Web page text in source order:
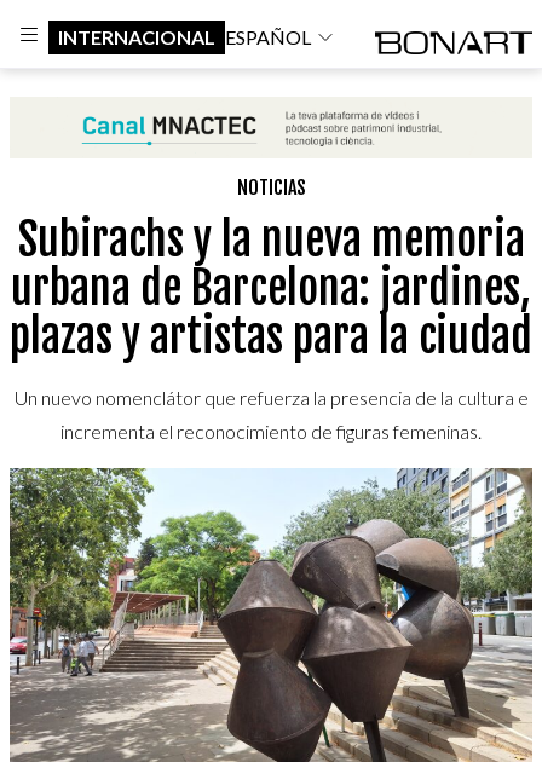
INTERNACIONAL ESPAÑOL
NOTICIAS
Subirachs y la nueva memoria
urbana de Barcelona: jardines,
plazas y artistas para la ciudad
Un nuevo nomenclátor que refuerza la presencia de la cultura e
incrementa el reconocimiento de figuras femeninas.